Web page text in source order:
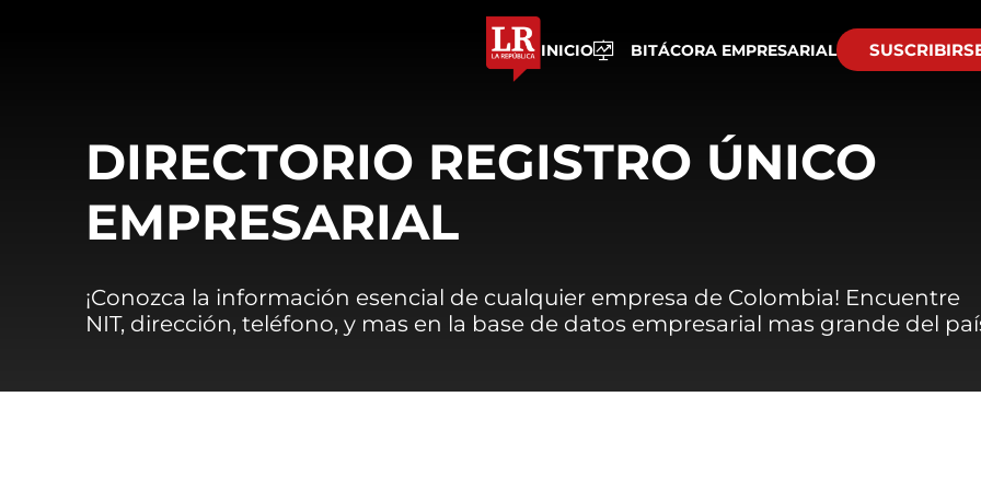
INICIO BITÁCORA EMPRESARIAL
DIRECTORIO REGISTRO ÚNICO
EMPRESARIAL
¡Conozca la información esencial de cualquier empresa de Colombia! Encuentre
NIT, dirección, teléfono, y mas en la base de datos empresarial mas grande del